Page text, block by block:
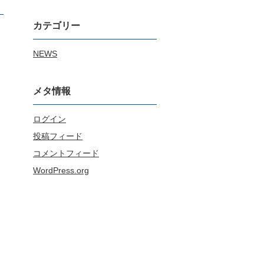
カテゴリー
NEWS
メタ情報
ログイン
投稿フィード
コメントフィード
WordPress.org